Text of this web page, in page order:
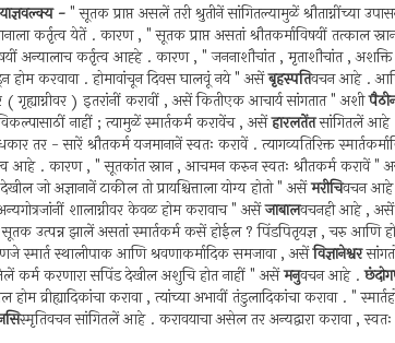
याज्ञवल्क्य -" सूतक प्राप्त असलें तरी श्रुतीनें सांगितल्यामुळें श्रौताग्नींच्या
कर्तृत्व येतें . कारण , " सूतक प्राप्त असतां श्रौतकर्माविषयीं तत्काल
अन्यालाच कर्तृत्व आह्हे . कारण , " जननाशौचांत , मृताशौचांत ,
होम करवावा . होमावांचून दिवस घालवूं नये " असेंबृहस्पतिवचन आहे . आणि
( गृह्याग्नीवर ) इतरांनीं करावीं , असें कितीएक आचार्य सांगतात " अशी
नाहीं ; त्यामुळें स्मार्तकर्म करावेंच , असेंहारलतेंतसांगितलें
तर - सारें श्रौतकर्म यजमानानें स्वतः करावें . त्यागव्यतिरिक्त
आहे . कारण , " सूतकांत स्नान , आचमन करुन स्वतः श्रौतकर्म करावें "
जो अज्ञानानें टाकील तो प्रायश्चित्ताला योग्य होतो " असेंमरीचिवचन आहे
अन्यगोत्रजांनीं शालाग्नीवर केवळ होम करावाच " असेंजाबालवचनही आहे ,
उत्पन्न झालें असतां स्मार्तकर्म कसें होईल ? पिंडपितृयज्ञ , चरु आणि
स्मार्त स्थालीपाक आणि श्रवणाकर्मादिक समजावा , असेंविज्ञानेश्वर
कर्म करणारा सपिंड देखील अशुचि होत नाहीं " असेंमनुवचन आहे .
होम व्रीह्यादिकांचा करावा , त्यांच्या अभावीं तंडुलादिकांचा करावा . "
स्मृतिवचन सांगितलें आहे . करावयाचा असेल तर अन्यद्वारा करावा ,